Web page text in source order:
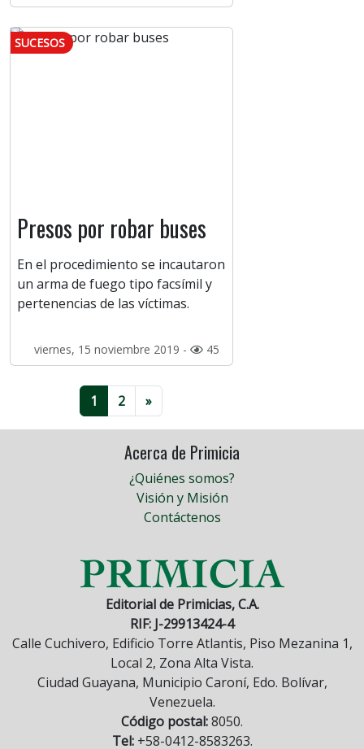
SUCESOS
Presos por robar buses
En el procedimiento se incautaron
un arma de fuego tipo facsímil y
pertenencias de las víctimas.
viernes, 15 noviembre 2019 - 45
1 2 »
Acerca de Primicia
¿Quiénes somos?
Visión y Misión
Contáctenos
Editorial de Primicias, C.A.
RIF: J-29913424-4
Calle Cuchivero, Edificio Torre Atlantis, Piso Mezanina 1,
Local 2, Zona Alta Vista.
Ciudad Guayana, Municipio Caroní, Edo. Bolívar,
Venezuela.
Código postal:8050.
Tel:+58-0412-8583263.